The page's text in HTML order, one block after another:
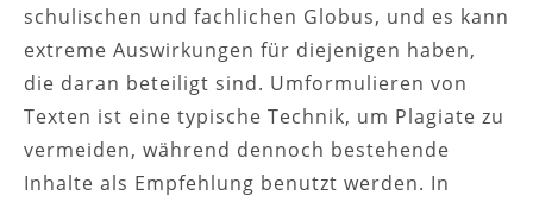
schulischen und fachlichen Globus, und es kann
extreme Auswirkungen für diejenigen haben,
die daran beteiligt sind. Umformulieren von
Texten ist eine typische Technik, um Plagiate zu
vermeiden, während dennoch bestehende
Inhalte als Empfehlung benutzt werden. In